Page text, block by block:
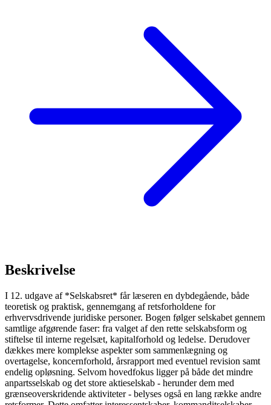
Beskrivelse
I 12. udgave af *Selskabsret* får læseren en dybdegående, både
teoretisk og praktisk, gennemgang af retsforholdene for
erhvervsdrivende juridiske personer. Bogen følger selskabet gennem
samtlige afgørende faser: fra valget af den rette selskabsform og
stiftelse til interne regelsæt, kapitalforhold og ledelse. Derudover
dækkes mere komplekse aspekter som sammenlægning og
overtagelse, koncernforhold, årsrapport med eventuel revision samt
endelig opløsning. Selvom hovedfokus ligger på både det mindre
anpartsselskab og det store aktieselskab - herunder dem med
grænseoverskridende aktiviteter - belyses også en lang række andre